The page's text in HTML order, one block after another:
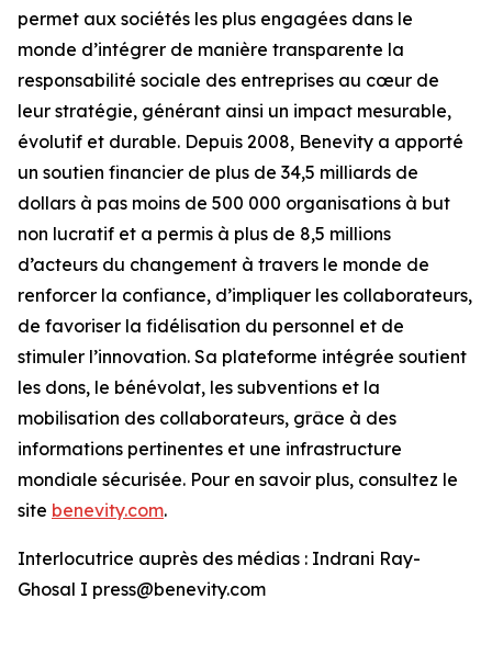
permet aux sociétés les plus engagées dans le
monde d’intégrer de manière transparente la
responsabilité sociale des entreprises au cœur de
leur stratégie, générant ainsi un impact mesurable,
évolutif et durable. Depuis 2008, Benevity a apporté
un soutien financier de plus de 34,5 milliards de
dollars à pas moins de 500 000 organisations à but
non lucratif et a permis à plus de 8,5 millions
d’acteurs du changement à travers le monde de
renforcer la confiance, d’impliquer les collaborateurs,
de favoriser la fidélisation du personnel et de
stimuler l’innovation. Sa plateforme intégrée soutient
les dons, le bénévolat, les subventions et la
mobilisation des collaborateurs, grâce à des
informations pertinentes et une infrastructure
mondiale sécurisée. Pour en savoir plus, consultez le
site benevity.com.
Interlocutrice auprès des médias : Indrani Ray-
Ghosal I press@benevity.com